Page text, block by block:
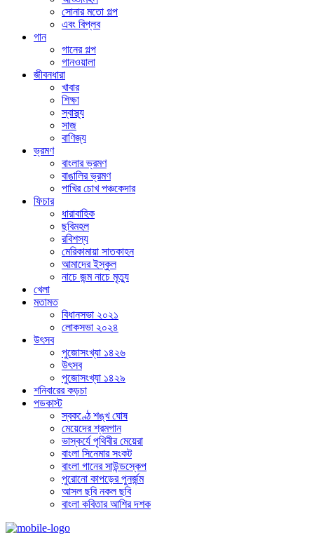
সোনার মতো গল্প
এবং বিপ্লব
গান
গানের গল্প
গানওয়ালা
জীবনধারা
খাবার
শিক্ষা
স্বাস্থ্য
সাজ
বাণিজ্য
ভ্রমণ
বাংলার ভ্রমণ
বাঙালির ভ্রমণ
পাখির চোখ পঞ্চকেদার
ফিচার
ধারাবাহিক
ছবিমহল
রবিশস্য
মেরিকামায়া সাতকাহন
আমাদের ইস্কুল
নাচে জন্ম নাচে মৃত্যু
খেলা
মতামত
বিধানসভা ২০২১
লোকসভা ২০২৪
উৎসব
পুজোসংখ্যা ১৪২৬
উৎসব
পুজোসংখ্যা ১৪২৯
শনিবারের কড়চা
পডকাস্ট
স্বকণ্ঠে শঙ্খ ঘোষ
মেয়েদের শ্রমগান
ভাস্কর্যে পৃথিবীর মেয়েরা
বাংলা সিনেমার সংকট
বাংলা গানের সাউন্ডস্কেপ
পুরোনো কাপড়ের পুনর্জন্ম
আসল ছবি নকল ছবি
বাংলা কবিতার আশির দশক